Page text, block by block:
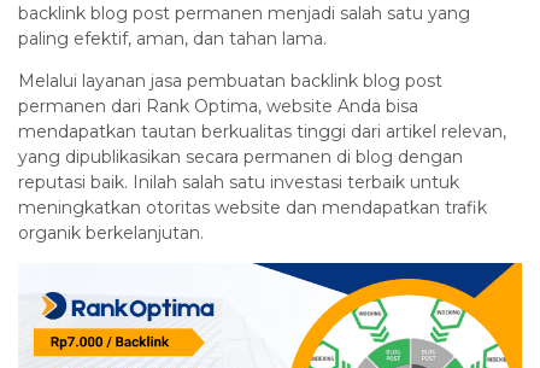
backlink blog post permanen menjadi salah satu yang
paling efektif, aman, dan tahan lama.
Melalui layanan jasa pembuatan backlink blog post
permanen dari Rank Optima, website Anda bisa
mendapatkan tautan berkualitas tinggi dari artikel relevan,
yang dipublikasikan secara permanen di blog dengan
reputasi baik. Inilah salah satu investasi terbaik untuk
meningkatkan otoritas website dan mendapatkan trafik
organik berkelanjutan.